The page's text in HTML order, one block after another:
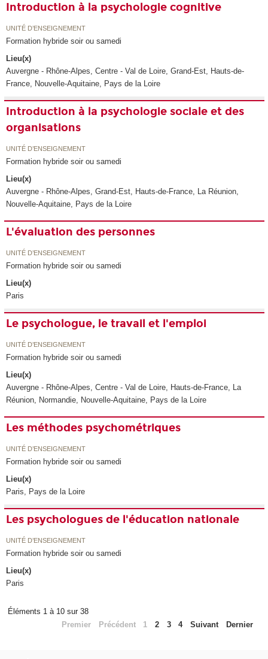
Introduction à la psychologie cognitive
UNITÉ D’ENSEIGNEMENT
Formation hybride soir ou samedi
Lieu(x)
Auvergne - Rhône-Alpes, Centre - Val de Loire, Grand-Est, Hauts-de-
France, Nouvelle-Aquitaine, Pays de la Loire
Introduction à la psychologie sociale et des
organisations
UNITÉ D’ENSEIGNEMENT
Formation hybride soir ou samedi
Lieu(x)
Auvergne - Rhône-Alpes, Grand-Est, Hauts-de-France, La Réunion,
Nouvelle-Aquitaine, Pays de la Loire
L'évaluation des personnes
UNITÉ D’ENSEIGNEMENT
Formation hybride soir ou samedi
Lieu(x)
Paris
Le psychologue, le travail et l'emploi
UNITÉ D’ENSEIGNEMENT
Formation hybride soir ou samedi
Lieu(x)
Auvergne - Rhône-Alpes, Centre - Val de Loire, Hauts-de-France, La
Réunion, Normandie, Nouvelle-Aquitaine, Pays de la Loire
Les méthodes psychométriques
UNITÉ D’ENSEIGNEMENT
Formation hybride soir ou samedi
Lieu(x)
Paris, Pays de la Loire
Les psychologues de l'éducation nationale
UNITÉ D’ENSEIGNEMENT
Formation hybride soir ou samedi
Lieu(x)
Paris
Éléments 1 à 10 sur 38
Premier
Précédent 1 2 3 4 Suivant Dernier